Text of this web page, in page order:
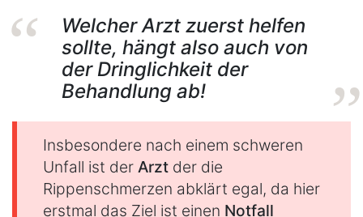
Welcher Arzt zuerst helfen
sollte, hängt also auch von
der Dringlichkeit der
Behandlung ab!
Insbesondere nach einem schweren
Unfall ist der Arzt der die
Rippenschmerzen abklärt egal, da hier
erstmal das Ziel ist einen Notfall